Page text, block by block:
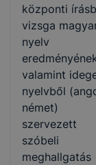
központi
vizsga
nyelv
valamint
nyelvből
német)
szervezett
szóbeli
meghallgatás